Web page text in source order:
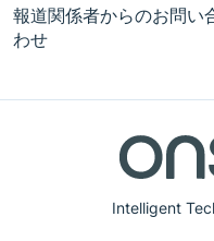
Intelligent
報道関係者からのお問い
わせ